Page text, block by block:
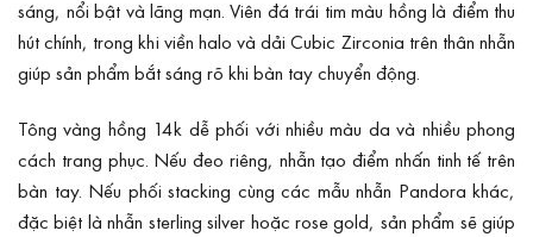
sáng, nổi bật và lãng mạn. Viên đá trái tim màu hồng là điểm thu
hút chính, trong khi viền halo và dải Cubic Zirconia trên thân nhẫn
giúp sản phẩm bắt sáng rõ khi bàn tay chuyển động.
Tông vàng hồng 14k dễ phối với nhiều màu da và nhiều phong
cách trang phục. Nếu đeo riêng, nhẫn tạo điểm nhấn tinh tế trên
bàn tay. Nếu phối stacking cùng các mẫu nhẫn Pandora khác,
đặc biệt là nhẫn sterling silver hoặc rose gold, sản phẩm sẽ giúp